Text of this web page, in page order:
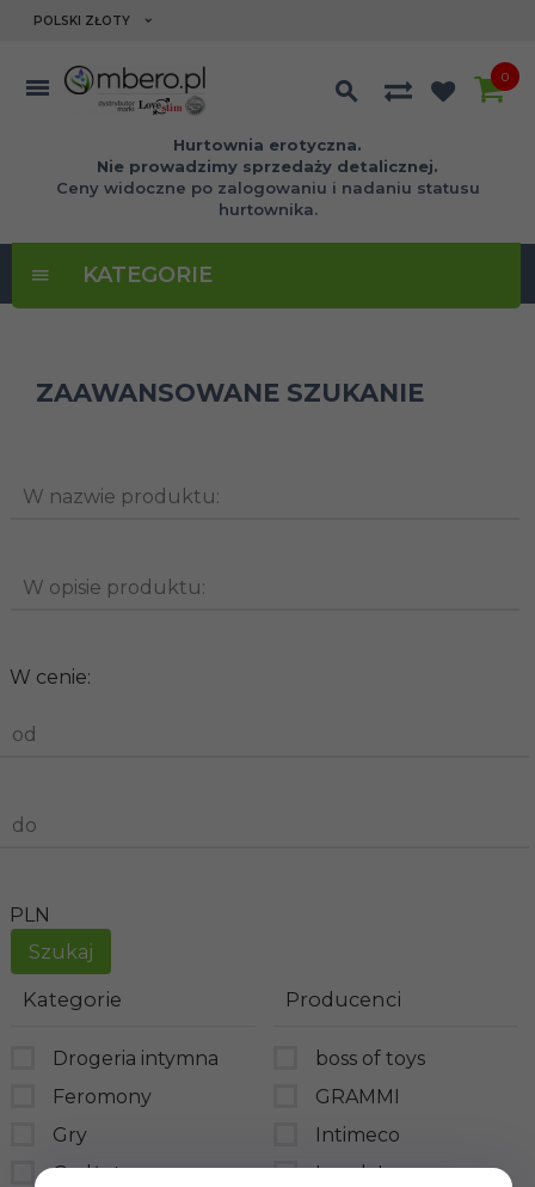
currency_h
POLSKI ZŁOTY
Hurtownia erotyczna.
Nie prowadzimy sprzedaży detalicznej.
Ceny widoczne po zalogowaniu i nadaniu statusu
hurtownika.
0
KATEGORIE
ZAAWANSOWANE SZUKANIE
W nazwie produktu:
W opisie produktu:
W cenie:
od
do
PLN
Kategorie
Drogeria intymna
Feromony
Gry
Gadżety
Producenci
boss of toys
GRAMMI
Intimeco
LovelyLovers